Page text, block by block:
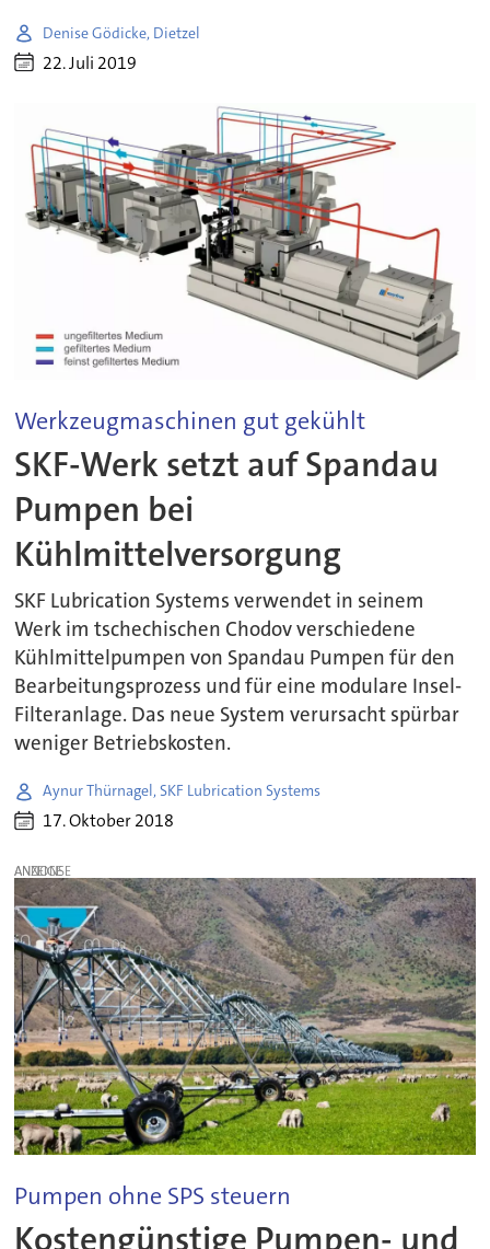
Denise Gödicke, Dietzel
22. Juli 2019
Werkzeugmaschinen gut gekühlt
SKF-Werk setzt auf Spandau
Pumpen bei
Kühlmittelversorgung
SKF Lubrication Systems verwendet in seinem
Werk im tschechischen Chodov verschiedene
Kühlmittelpumpen von Spandau Pumpen für den
Bearbeitungsprozess und für eine modulare Insel-
Filteranlage. Das neue System verursacht spürbar
weniger Betriebskosten.
Aynur Thürnagel, SKF Lubrication Systems
17. Oktober 2018
ANZEIGE
Pumpen ohne SPS steuern
Kostengünstige Pumpen- und